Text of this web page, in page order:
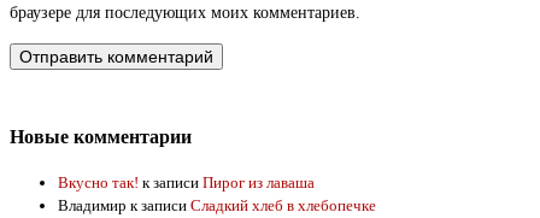
браузере для последующих моих комментариев.
Новые комментарии
Вкусно так! к записи Пирог из лаваша
Владимир к записи Сладкий хлеб в хлебопечке